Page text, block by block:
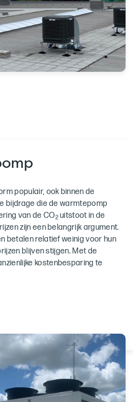
populair, ook binnen de
bijdrage die de warmtepomp
van de CO2uitstoot in de
zijn een belangrijk argument.
betalen relatief weinig voor hun
blijven stijgen. Met de
kostenbesparing te